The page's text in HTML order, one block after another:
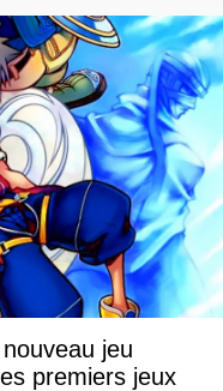
jeu
premiers jeux